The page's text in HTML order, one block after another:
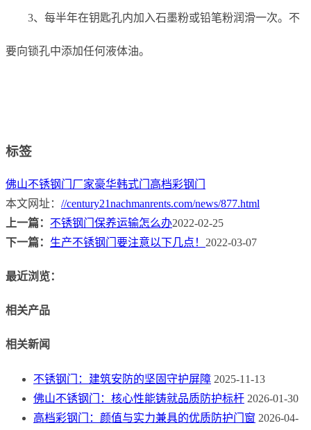
3、每半年在钥匙孔内加入石墨粉或铅笔粉润滑一次。不
要向锁孔中添加任何液体油。
标签
佛山不锈钢门厂家豪华韩式门 高档彩钢门
本文网址： //century21nachmanrents.com/news/877.html
上一篇： 不锈钢门保养运输怎么办2022-02-25
下一篇： 生产不锈钢门要注意以下几点！ 2022-03-07
最近浏览：
相关产品
相关新闻
不锈钢门：建筑安防的坚固守护屏障 2025-11-13
佛山不锈钢门：核心性能铸就品质防护标杆 2026-01-30
高档彩钢门：颜值与实力兼具的优质防护门窗 2026-04-